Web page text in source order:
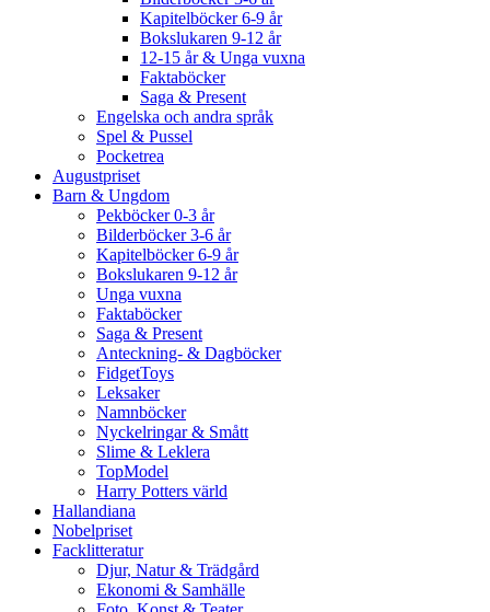
Kapitelböcker 6-9 år
Bokslukaren 9-12 år
12-15 år & Unga vuxna
Faktaböcker
Saga & Present
Engelska och andra språk
Spel & Pussel
Pocketrea
Augustpriset
Barn & Ungdom
Pekböcker 0-3 år
Bilderböcker 3-6 år
Kapitelböcker 6-9 år
Bokslukaren 9-12 år
Unga vuxna
Faktaböcker
Saga & Present
Anteckning- & Dagböcker
FidgetToys
Leksaker
Namnböcker
Nyckelringar & Smått
Slime & Leklera
TopModel
Harry Potters värld
Hallandiana
Nobelpriset
Facklitteratur
Djur, Natur & Trädgård
Ekonomi & Samhälle